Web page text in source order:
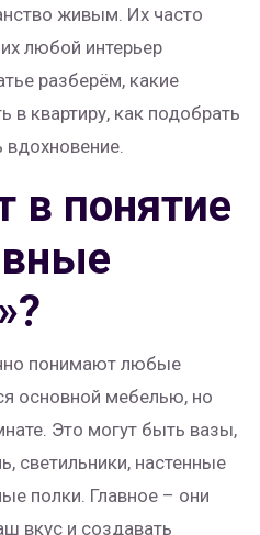
живым. Их часто
любой интерьер
разберём, какие
в квартиру, как подобрать
вдохновение.
в понятие
понимают любые
основной мебелью, но
Это могут быть вазы,
светильники, настенные
полки. Главное – они
вкус и создавать